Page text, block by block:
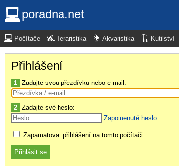
poradna.net
Počítače Teraristika Akvaristika Kutilství
Přihlášení
1 Zadajte svou přezdívku nebo e-mail:
2 Zadajte své heslo:
Zapomenuté heslo
Zapamatovat přihlášení na tomto počítači